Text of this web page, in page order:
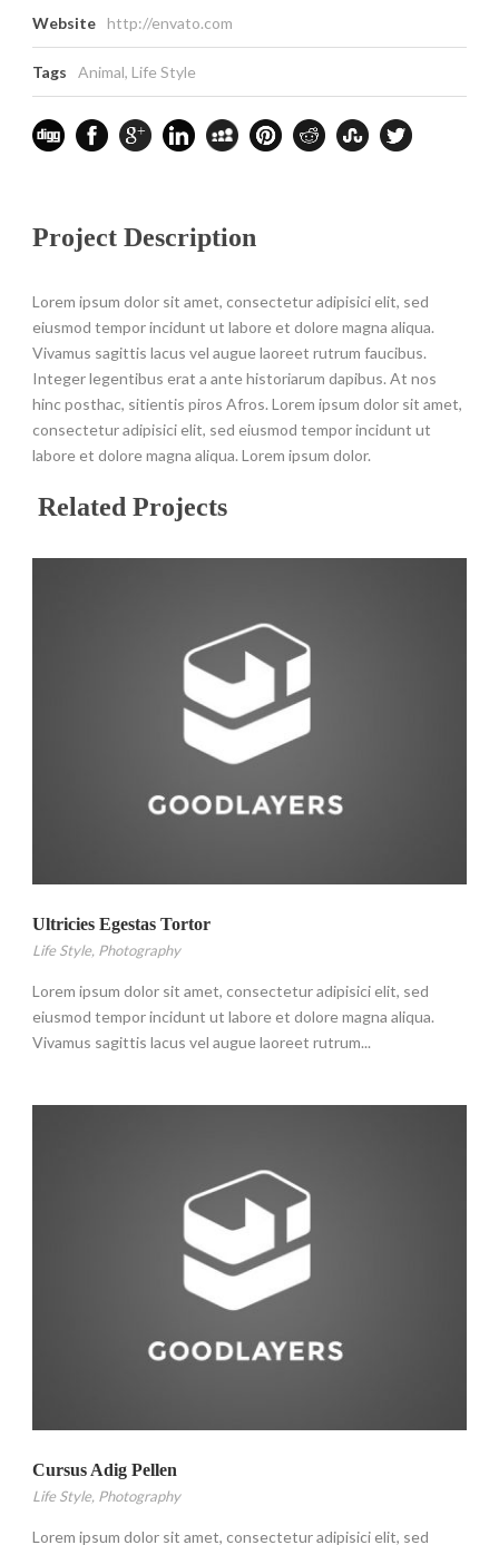
Website http://envato.com
Tags Animal, Life Style
Project Description
Lorem ipsum dolor sit amet, consectetur adipisici elit, sed
eiusmod tempor incidunt ut labore et dolore magna aliqua.
Vivamus sagittis lacus vel augue laoreet rutrum faucibus.
Integer legentibus erat a ante historiarum dapibus. At nos
hinc posthac, sitientis piros Afros. Lorem ipsum dolor sit amet,
consectetur adipisici elit, sed eiusmod tempor incidunt ut
labore et dolore magna aliqua. Lorem ipsum dolor.
Related Projects
Ultricies Egestas Tortor
Life Style, Photography
Lorem ipsum dolor sit amet, consectetur adipisici elit, sed
eiusmod tempor incidunt ut labore et dolore magna aliqua.
Vivamus sagittis lacus vel augue laoreet rutrum...
Cursus Adig Pellen
Life Style, Photography
Lorem ipsum dolor sit amet, consectetur adipisici elit, sed